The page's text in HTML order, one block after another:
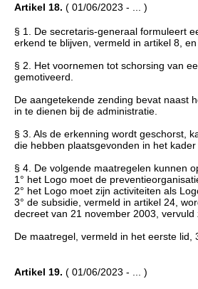
Artikel 18. ( 01/06/2023 - ... )
§ 1. De secretaris-generaal formuleert
erkend te blijven, vermeld in artikel 8,
§ 2. Het voornemen tot schorsing van
gemotiveerd.
De aangetekende zending bevat naast
in te dienen bij de administratie.
§ 3. Als de erkenning wordt geschorst,
die hebben plaatsgevonden in het
§ 4. De volgende maatregelen kunnen
1° het Logo moet de
2° het Logo moet zijn activiteiten als
3° de subsidie, vermeld in artikel 24,
decreet van 21 november 2003, vervuld
De maatregel, vermeld in het eerste
Artikel 19. ( 01/06/2023 - ... )